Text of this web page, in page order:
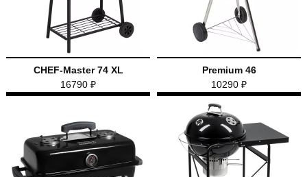
CHEF-Master 74 XL
16790 ₽
Premium 46
10290 ₽